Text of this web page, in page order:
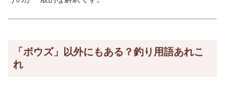
「ボウズ」以外にもある？釣り用語あれこ
れ